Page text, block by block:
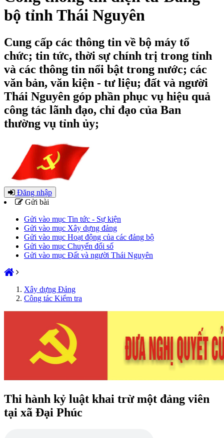
bộ tỉnh Thái Nguyên
Cung cấp các thông tin về bộ máy tổ
chức; tin tức, thời sự chính trị trong tỉnh
và các thông tin nổi bật trong nước; các
văn bản, văn kiện - tư liệu; đất và người
Thái Nguyên góp phần phục vụ hiệu quả
công tác lãnh đạo, chỉ đạo của Ban
thường vụ tỉnh ủy;
Đăng nhập
Gửi bài
Gửi vào mục Tin tức - Sự kiện
Gửi vào mục Xây dựng đảng
Gửi vào mục Hoạt động của các đảng bộ
Gửi vào mục Chuyển đổi số
Gửi vào mục Đất và người Thái Nguyên
Xây dựng Đảng
Công tác Kiểm tra
Thi hành kỷ luật khai trừ một đảng viên
tại xã Đại Phúc